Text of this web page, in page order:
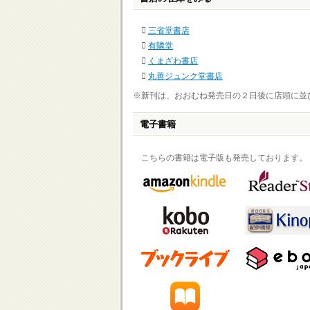
三省堂書店
有隣堂
くまざわ書店
丸善ジュンク堂書店
※新刊は、おおむね発売日の２日後に店頭に並
電子書籍
こちらの書籍は電子版も発売しております。